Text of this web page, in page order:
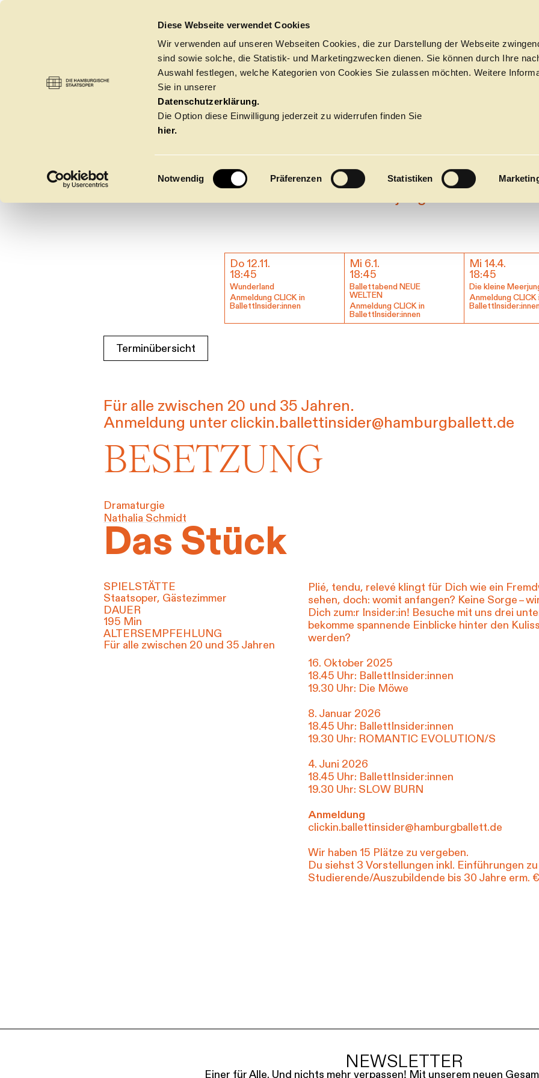
Diese Webseite verwendet Cookies
Wir verwenden auf unseren Webseiten Cookies, die zur Darstellung der Webseite
sind sowie solche, die Statistik- und Marketingzwecken dienen. Sie können durch Ihre
Auswahl festlegen, welche Kategorien von Cookies Sie zulassen möchten. Weitere
Sie in unserer
Datenschutzerklärung.
Die Option diese Einwilligung jederzeit zu widerrufen finden Sie
hier.
i
a
w
a
h
l
Notwendig Präferenzen Statistiken
DIE HAMBURGISCHE STAATSOPER
Termine
KALENDER
Alle Oper Ballett Konzert
ÜBER UNS
Oper Orchester Die Hamburgische
SERVICE
Tickets & Preise Ihr Besuch Abos Führungen Jobs
DANKE
CLICK in
Termine & Tickets
Do 12.11.
18:45
Wunderland
Anmeldung CLICK in
BallettInsider:innen
Mi 6.1.
18:45
Ballettabend NEUE
WELTEN
Anmeldung CLICK in
BallettInsider:innen
Mi 14.4.
18:45
Die kleine
Anmeldung CLICK
Terminübersicht
Für alle zwischen 20 und 35 Jahren.
Anmeldung unter clickin.ballettinsider@hamburgballett.de
BESETZUNG
Dramaturgie
Nathalia Schmidt
Das Stück
SPIELSTÄTTE
Staatsoper, Gästezimmer
DAUER
195 Min
ALTERSEMPFEHLUNG
Für alle zwischen 20 und 35 Jahren
Plié, tendu, relevé klingt für Dich wie ein
sehen, doch: womit anfangen? Keine Sorge –
Dich zum:r Insider:in! Besuche mit uns drei
bekomme spannende Einblicke hinter den
werden?
16. Oktober 2025
18.45 Uhr: BallettInsider:innen
19.30 Uhr: Die Möwe
8. Januar 2026
18.45 Uhr: BallettInsider:innen
19.30 Uhr: ROMANTIC EVOLUTION/S
4. Juni 2026
18.45 Uhr: BallettInsider:innen
19.30 Uhr: SLOW BURN
Anmeldung
clickin.ballettinsider@hamburgballett.de
Wir haben 15 Plätze zu vergeben.
Du siehst 3 Vorstellungen inkl. Einführungen
Studierende/Auszubildende bis 30 Jahre erm.
NEWSLETTER
Einer für Alle. Und nichts mehr verpassen! Mit unserem neuen